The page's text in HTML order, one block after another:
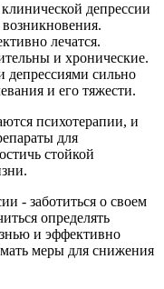
депрессии
лечатся.
и хронические.
депрессиями сильно
и его тяжести.
психотерапии, и
для
стойкой
- заботиться о своем
определять
и эффективно
меры для снижения